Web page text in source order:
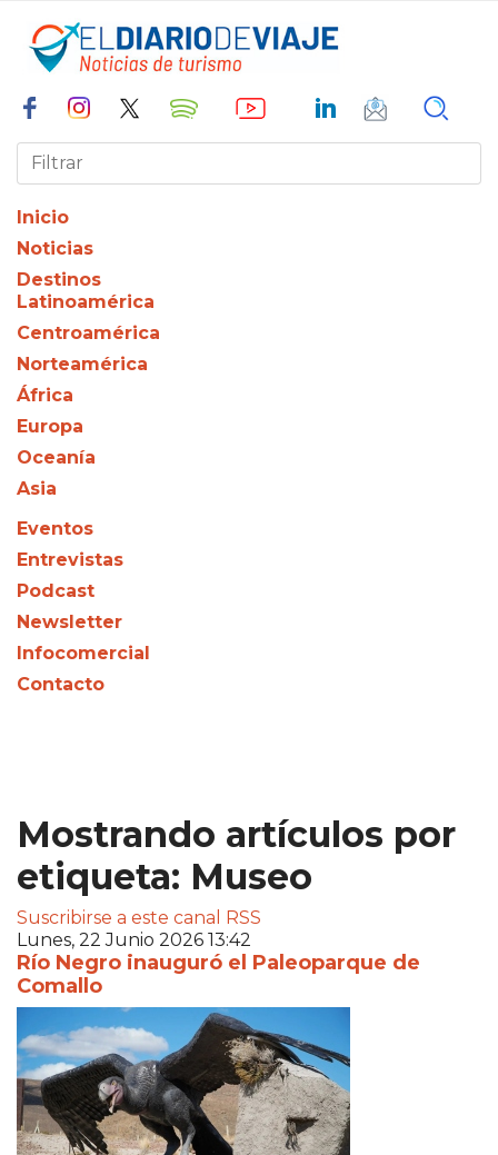
Inicio
Noticias
Destinos
Latinoamérica
Centroamérica
Norteamérica
África
Europa
Oceanía
Asia
Eventos
Entrevistas
Podcast
Newsletter
Infocomercial
Contacto
Mostrando artículos por
etiqueta: Museo
Suscribirse a este canal RSS
Lunes, 22 Junio 2026 13:42
Río Negro inauguró el Paleoparque de
Comallo